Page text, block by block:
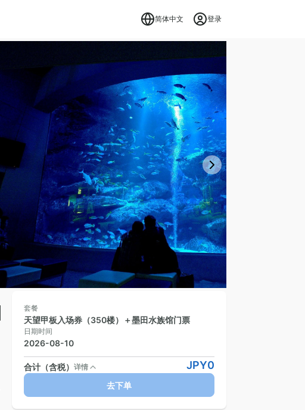
简体中文 登录
套餐
天望甲板入场券（350楼）＋墨田水族馆门票
日期时间
2026-08-10
合计（含税） 详情 JPY0
去下单